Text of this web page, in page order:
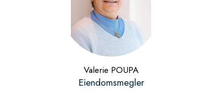
Valerie POUPA
Eiendomsmegler